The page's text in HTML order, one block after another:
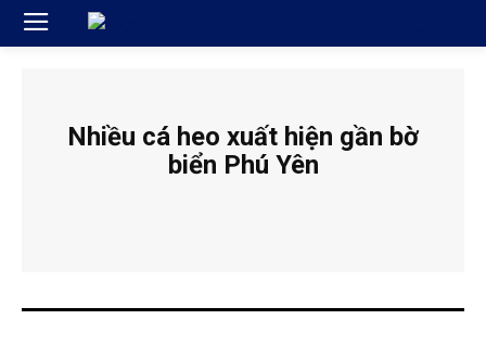
Nhiều cá heo xuất hiện gần bờ
biển Phú Yên